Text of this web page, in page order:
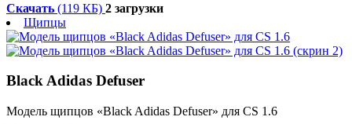
Скачать (119 КБ) 2 загрузки
Щипцы
Black Adidas Defuser
Модель щипцов «Black Adidas Defuser» для CS 1.6